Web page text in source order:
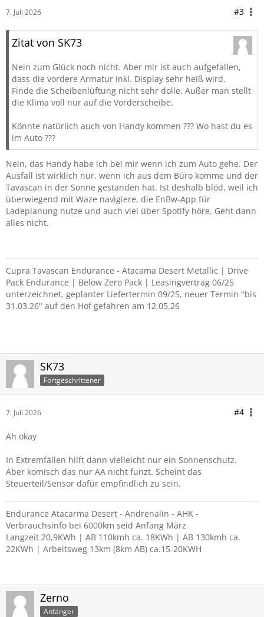
7. Juli 2026 #3
Zitat von SK73
Nein zum Glück noch nicht. Aber mir ist auch aufgefallen,
dass die vordere Armatur inkl. Display sehr heiß wird.
Finde die Scheibenlüftung nicht sehr dolle. Außer man stellt
die Klima voll nur auf die Vorderscheibe.
Könnte natürlich auch von Handy kommen ??? Wo hast du es
im Auto ???
Nein, das Handy habe ich bei mir wenn ich zum Auto gehe. Der
Ausfall ist wirklich nur, wenn ich aus dem Büro komme und der
Tavascan in der Sonne gestanden hat. Ist deshalb blöd, weil ich
überwiegend mit Waze navigiere, die EnBw-App für
Ladeplanung nutze und auch viel über Spotify höre. Geht dann
alles nicht.
Cupra Tavascan Endurance - Atacama Desert Metallic | Drive
Pack Endurance | Below Zero Pack | Leasingvertrag 06/25
unterzeichnet, geplanter Liefertermin 09/25, neuer Termin "bis
31.03.26" auf den Hof gefahren am 12.05.26
SK73
Fortgeschrittener
7. Juli 2026 #4
Ah okay
In Extremfällen hilft dann vielleicht nur ein Sonnenschutz.
Aber komisch das nur AA nicht funzt. Scheint das
Steuerteil/Sensor dafür empfindlich zu sein.
Endurance Atacarma Desert - Andrenalin - AHK -
Verbrauchsinfo bei 6000km seid Anfang März
Langzeit 20,9KWh | AB 110kmh ca. 18KWh | AB 130kmh ca.
22KWh | Arbeitsweg 13km (8km AB) ca.15-20KWH
Zerno
Anfänger